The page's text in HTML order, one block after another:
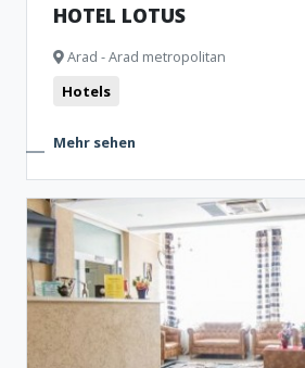
HOTEL LOTUS
Arad - Arad metropolitan
Hotels
Mehr sehen